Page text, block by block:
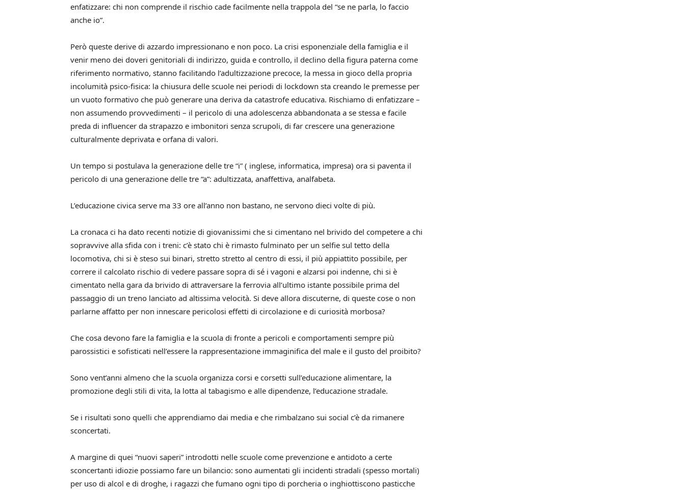
enfatizzare: chi non comprende il rischio cade facilmente nella trappola del “se ne parla, lo faccio
anche io”.
Però queste derive di azzardo impressionano e non poco. La crisi esponenziale della famiglia e il
venir meno dei doveri genitoriali di indirizzo, guida e controllo, il declino della figura paterna come
riferimento normativo, stanno facilitando l’adultizzazione precoce, la messa in gioco della propria
incolumità psico-fisica: la chiusura delle scuole nei periodi di lockdown sta creando le premesse per
un vuoto formativo che può generare una deriva da catastrofe educativa. Rischiamo di enfatizzare –
non assumendo provvedimenti – il pericolo di una adolescenza abbandonata a se stessa e facile
preda di influencer da strapazzo e imbonitori senza scrupoli, di far crescere una generazione
culturalmente deprivata e orfana di valori.
Un tempo si postulava la generazione delle tre “i” ( inglese, informatica, impresa) ora si paventa il
pericolo di una generazione delle tre “a”: adultizzata, anaffettiva, analfabeta.
L’educazione civica serve ma 33 ore all’anno non bastano, ne servono dieci volte di più.
La cronaca ci ha dato recenti notizie di giovanissimi che si cimentano nel brivido del competere a chi
sopravvive alla sfida con i treni: c’è stato chi è rimasto fulminato per un selfie sul tetto della
locomotiva, chi si è steso sui binari, stretto stretto al centro di essi, il più appiattito possibile, per
correre il calcolato rischio di vedere passare sopra di sé i vagoni e alzarsi poi indenne, chi si è
cimentato nella gara da brivido di attraversare la ferrovia all’ultimo istante possibile prima del
passaggio di un treno lanciato ad altissima velocità. Si deve allora discuterne, di queste cose o non
parlarne affatto per non innescare pericolosi effetti di circolazione e di curiosità morbosa?
Che cosa devono fare la famiglia e la scuola di fronte a pericoli e comportamenti sempre più
parossistici e sofisticati nell’essere la rappresentazione immaginifica del male e il gusto del proibito?
Sono vent’anni almeno che la scuola organizza corsi e corsetti sull’educazione alimentare, la
promozione degli stili di vita, la lotta al tabagismo e alle dipendenze, l’educazione stradale.
Se i risultati sono quelli che apprendiamo dai media e che rimbalzano sui social c’è da rimanere
sconcertati.
A margine di quei “nuovi saperi” introdotti nelle scuole come prevenzione e antidoto a certe
sconcertanti idiozie possiamo fare un bilancio: sono aumentati gli incidenti stradali (spesso mortali)
per uso di alcol e di droghe, i ragazzi che fumano ogni tipo di porcheria o inghiottiscono pasticche